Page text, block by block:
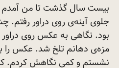
بیست سال گذشت تا من آمدم و
جلوی آینه‌ی روی دراور رفتم.
بود. نگاهی به عکس روی دراور
مزه‌ی دهانم تلخ شد. عکس را